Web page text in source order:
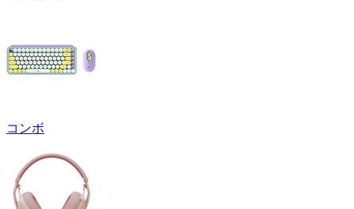
コンボ